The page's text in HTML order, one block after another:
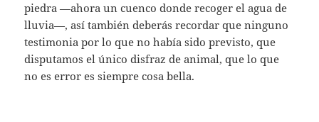
piedra —ahora un cuenco donde recoger el agua de
lluvia—, así también deberás recordar que ninguno
testimonia por lo que no había sido previsto, que
disputamos el único disfraz de animal, que lo que
no es error es siempre cosa bella.